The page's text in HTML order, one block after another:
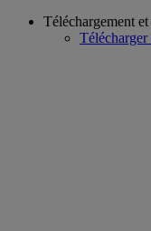
Téléchargement